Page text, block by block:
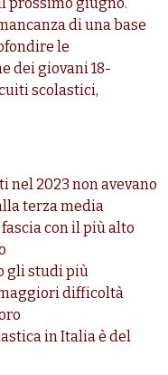
prossimo giugno.
di una base
le
dei giovani 18-
scolastici,
nel 2023 non avevano
terza media
con il più alto
gli studi più
difficoltà
in Italia è del